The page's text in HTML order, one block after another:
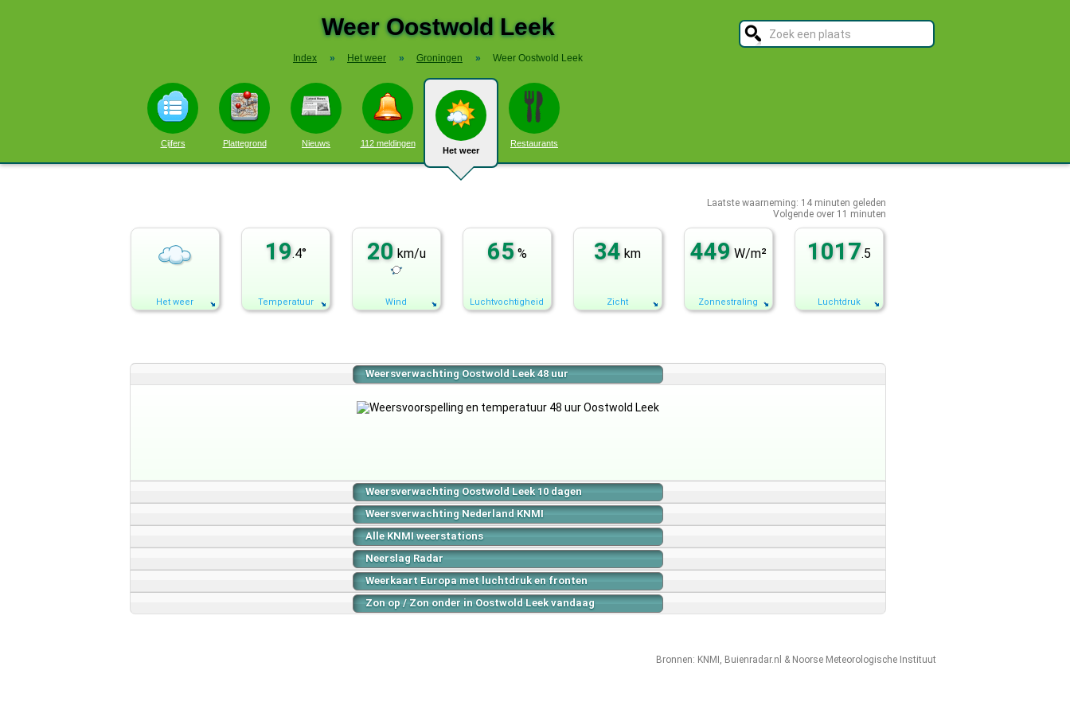
Weer Oostwold Leek
Index » Het weer » Groningen » Weer Oostwold Leek
Cijfers Plattegrond Nieuws 112 meldingen
Het weer
Restaurants
Laatste waarneming: 14minuten geleden
Volgende over 11 minuten
Het weer
19.4°
Temperatuur
20 km/u
Wind
65 %
Luchtvochtigheid
34 km
Zicht
449 W/m²
Zonnestraling
1017.5
Luchtdruk
Weersverwachting Oostwold Leek 48 uur
Weersverwachting Oostwold Leek 10 dagen
Weersverwachting Nederland KNMI
Alle KNMI weerstations
Neerslag Radar
Weerkaart Europa met luchtdruk en fronten
Zon op / Zon onder in Oostwold Leek vandaag
Bronnen: KNMI , Buienradar.nl & Noorse Meteorologische Instituut